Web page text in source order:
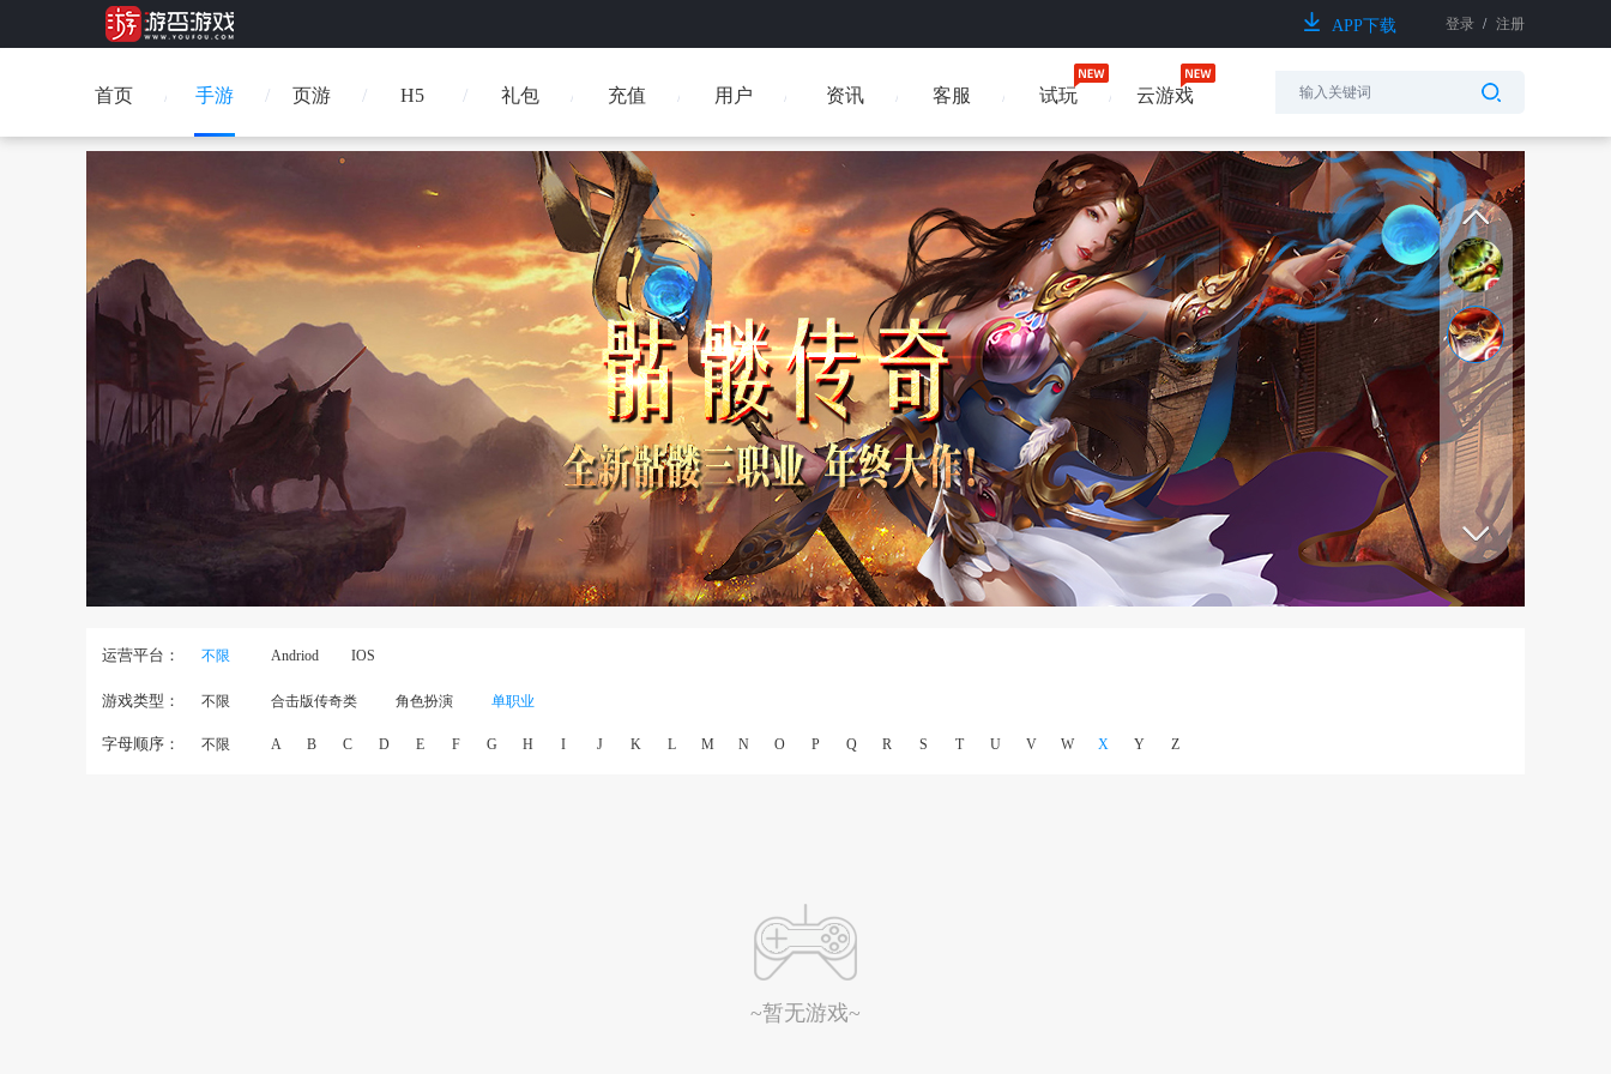
APP下载 登录 / 注册
首页 手游 H5
页游 礼包 充值 用户 资讯 客服 试玩 云游戏
运营平台： 不限 Andriod IOS
游戏类型： 不限 合击版传奇类 角色扮演 单职业
字母顺序： 不限 A B C D E F G H I J K L M N O P Q R S T U V W X Y Z
~暂无游戏~